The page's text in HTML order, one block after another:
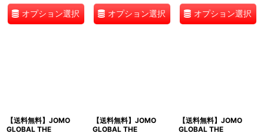
オプション選択 オプション選択 オプション選択
【送料無料】JOMO
GLOBAL THE
【送料無料】JOMO
GLOBAL THE
【送料無料】JOMO
GLOBAL THE